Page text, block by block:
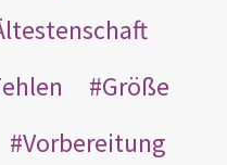
Größe
Vorbereitung